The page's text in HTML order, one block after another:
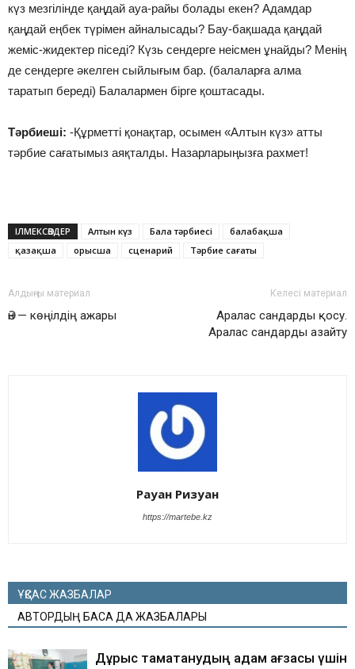
күз мезгілінде қаңдай ауа-райы болады екен? Адамдар
қаңдай еңбек түрімен айналысады? Бау-бақшада қаңдай
жеміс-жидектер піседі? Күзь сендерге неісмен ұнайды? Менің
де сендерге әкелген сыйлығым бар. (балаларға алма
таратып береді) Балалармен бірге қоштасады.
Тәрбиеші: -Құрметті қонақтар, осымен «Алтын күз» атты
тәрбие сағатымыз аяқталды. Назарларыңызға рахмет!
ІЛМЕКСӨЗДЕР Алтын күз Бала тәрбиесі
балабақша
қазақша
орысша сценарий Тәрбие сағаты
Алдыңғы материал
Ән — көңілдің ажары
Келесі материал
Аралас сандарды қосу.
Аралас сандарды азайту
Рауан Ризуан
https://martebe.kz
ҰҚСАС ЖАЗБАЛАР
АВТОРДЫҢ БАСҚА ДА ЖАЗБАЛАРЫ
Дұрыс тамақтанудың адам ағзасы үшін